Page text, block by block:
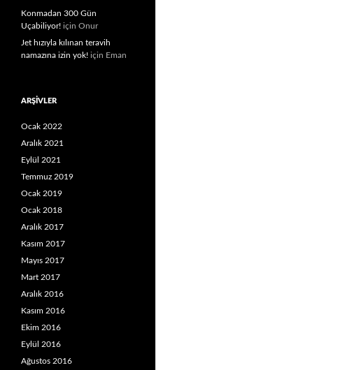
Konmadan 300 Gün
Uçabiliyor! için Onur
Jet hızıyla kılınan teravih
namazına izin yok! için Eman
ARŞIVLER
Ocak 2022
Aralık 2021
Eylül 2021
Temmuz 2019
Ocak 2019
Ocak 2018
Aralık 2017
Kasım 2017
Mayıs 2017
Mart 2017
Aralık 2016
Kasım 2016
Ekim 2016
Eylül 2016
Ağustos 2016